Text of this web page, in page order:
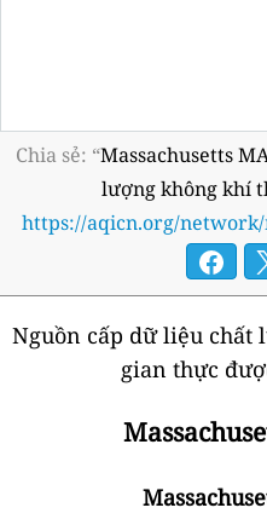
Chia sẻ: “Massachusetts
lượng không khí
https://aqicn.org/network/
Nguồn cấp dữ liệu
gian thực